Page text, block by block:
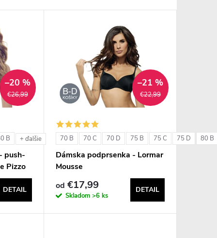
€26,99
–20 %
B + ďalšie
push-
Pizzo
DETAIL
€22,99
–21 %
70 B 70 C 70 D 75 B 75 C 75 D 80 B
Dámska podprsenka - Lormar
Mousse
od €17,99
Skladom >6 ks
DETAIL